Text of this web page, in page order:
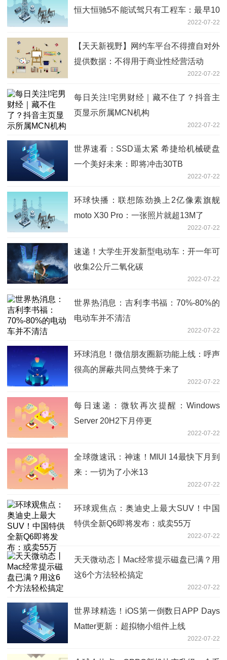
恒大恒驰5不能试驾只有工程车：最早10
2022-07-22
【天天新视野】网约车平台不得擅自对外
提供数据：不得用于商业性经营活动
2022-07-22
每日关注!宅男财经｜藏不住了？抖音主
页显示所属MCN机构
2022-07-22
世界速看：SSD逼太紧 希捷给机械硬盘
一个美好未来：即将冲击30TB
2022-07-22
环球快播：联想陈劲换上2亿像素旗舰
moto X30 Pro：一张照片就超13M了
2022-07-22
速递！大学生开发新型电动车：开一年可
收集2公斤二氧化碳
2022-07-22
世界热消息：吉利李书福：70%-80%的
电动车并不清洁
2022-07-22
环球消息！微信朋友圈新功能上线：呼声
很高的屏蔽共同点赞终于来了
2022-07-22
每日速递：微软再次提醒：Windows
Server 20H2下月停更
2022-07-22
全球微速讯：神速！MIUI 14最快下月到
来：一切为了小米13
2022-07-22
环球观焦点：奥迪史上最大SUV！中国
特供全新Q6即将发布：或卖55万
2022-07-22
天天微动态丨Mac经常提示磁盘已满？用
这6个方法轻松搞定
2022-07-22
世界球精选！iOS第一倒数日APP Days
Matter更新：超拟物小组件上线
2022-07-22